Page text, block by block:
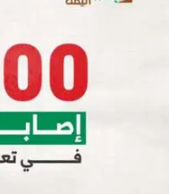
إرشاد زراعي
انفوجرافيك
قصص رقمية
تقارير صور